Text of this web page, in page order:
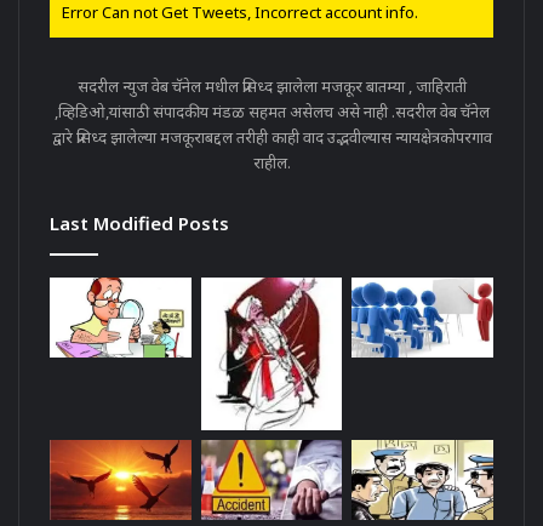
Error Can not Get Tweets, Incorrect account info.
सदरील न्युज वेब चॅनेल मधील प्रसिध्द झालेला मजकूर बातम्या , जाहिराती
,व्हिडिओ,यांसाठी संपादकीय मंडळ सहमत असेलच असे नाही .सदरील वेब चॅनेल
द्वारे प्रसिध्द झालेल्या मजकूराबद्दल तरीही काही वाद उद्भवील्यास न्यायक्षेत्रकोपरगाव
राहील.
Last Modified Posts